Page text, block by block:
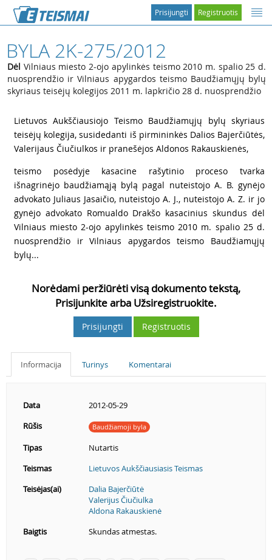
Registruotis
Prisijungti
BYLA 2K-275/2012
Dėl Vilniaus miesto 2-ojo apylinkės teismo 2010 m. spalio 25 d.
nuosprendžio ir Vilniaus apygardos teismo Baudžiamųjų bylų
skyriaus teisėjų kolegijos 2011 m. lapkričio 28 d. nuosprendžio
Lietuvos Aukščiausiojo Teismo Baudžiamųjų bylų skyriaus
teisėjų kolegija, susidedanti iš pirmininkės Dalios Bajerčiūtės,
Valerijaus Čiučiulkos ir pranešėjos Aldonos Rakauskienės,
teismo posėdyje kasacine rašytinio proceso tvarka
išnagrinėjo baudžiamąją bylą pagal nuteistojo A. B. gynėjo
advokato Juliaus Jasaičio, nuteistojo A. J., nuteistojo A. Z. ir jo
gynėjo advokato Romualdo Drakšo kasacinius skundus dėl
Vilniaus miesto 2-ojo apylinkės teismo 2010 m. spalio 25 d.
nuosprendžio ir Vilniaus apygardos teismo Baudžiamųjų
bylų...
Norėdami peržiūrėti visą dokumento tekstą,
Prisijunkite arba Užsiregistruokite.
Prisijungti Registruotis
Informacija Turinys Komentarai
Data
2012-05-29
Rūšis
Baudžiamoji byla
Tipas
Nutartis
Teismas
Lietuvos Aukščiausiasis Teismas
Teisėjas(ai)
Dalia Bajerčiūtė
Valerijus Čiučiulka
Aldona Rakauskienė
Baigtis
Skundas atmestas.